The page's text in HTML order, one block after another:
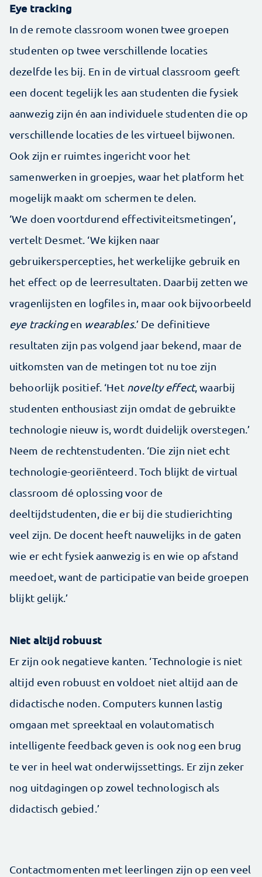
Eye tracking
In de remote classroom wonen twee groepen
studenten op twee verschillende locaties
dezelfde les bij. En in de virtual classroom geeft
een docent tegelijk les aan studenten die fysiek
aanwezig zijn én aan individuele studenten die op
verschillende locaties de les virtueel bijwonen.
Ook zijn er ruimtes ingericht voor het
samenwerken in groepjes, waar het platform het
mogelijk maakt om schermen te delen.
‘We doen voortdurend effectiviteitsmetingen’,
vertelt Desmet. ‘We kijken naar
gebruikerspercepties, het werkelijke gebruik en
het effect op de leerresultaten. Daarbij zetten we
vragenlijsten en logfiles in, maar ook bijvoorbeeld
eye trackingen wearables.’ De definitieve
resultaten zijn pas volgend jaar bekend, maar de
uitkomsten van de metingen tot nu toe zijn
behoorlijk positief. ‘Het novelty effect, waarbij
studenten enthousiast zijn omdat de gebruikte
technologie nieuw is, wordt duidelijk overstegen.’
Neem de rechtenstudenten. ‘Die zijn niet echt
technologie-georiënteerd. Toch blijkt de virtual
classroom dé oplossing voor de
deeltijdstudenten, die er bij die studierichting
veel zijn. De docent heeft nauwelijks in de gaten
wie er echt fysiek aanwezig is en wie op afstand
meedoet, want de participatie van beide groepen
blijkt gelijk.’
Niet altijd robuust
Er zijn ook negatieve kanten. ‘Technologie is niet
altijd even robuust en voldoet niet altijd aan de
didactische noden. Computers kunnen lastig
omgaan met spreektaal en volautomatisch
intelligente feedback geven is ook nog een brug
te ver in heel wat onderwijssettings. Er zijn zeker
nog uitdagingen op zowel technologisch als
didactisch gebied.’
Contactmomenten met leerlingen zijn op een veel